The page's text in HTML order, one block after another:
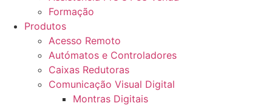
Formação
Produtos
Acesso Remoto
Autómatos e Controladores
Caixas Redutoras
Comunicação Visual Digital
Montras Digitais